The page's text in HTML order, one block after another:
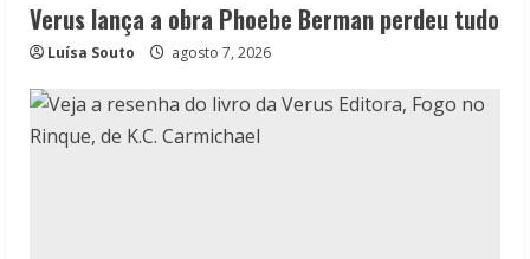
Verus lança a obra Phoebe Berman perdeu tudo
Luísa Souto agosto 7, 2026